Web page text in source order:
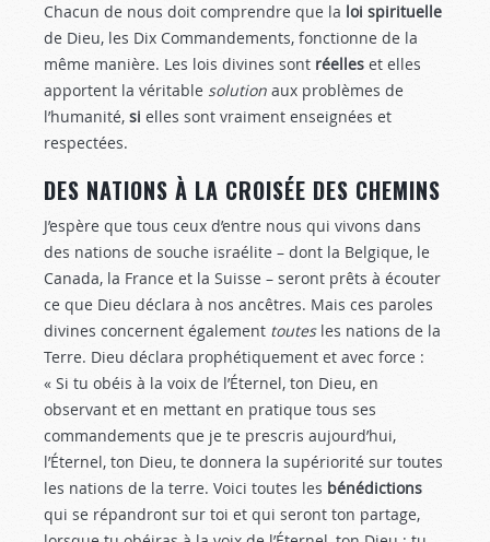
Chacun de nous doit comprendre que la loi spirituelle
de Dieu, les Dix Commandements, fonctionne de la
même manière. Les lois divines sont réelles et elles
apportent la véritable solution aux problèmes de
l’humanité, si elles sont vraiment enseignées et
respectées.
DES NATIONS À LA CROISÉE DES CHEMINS
J’espère que tous ceux d’entre nous qui vivons dans
des nations de souche israélite – dont la Belgique, le
Canada, la France et la Suisse – seront prêts à écouter
ce que Dieu déclara à nos ancêtres. Mais ces paroles
divines concernent également toutesles nations de la
Terre. Dieu déclara prophétiquement et avec force :
« Si tu obéis à la voix de l’Éternel, ton Dieu, en
observant et en mettant en pratique tous ses
commandements que je te prescris aujourd’hui,
l’Éternel, ton Dieu, te donnera la supériorité sur toutes
les nations de la terre. Voici toutes les bénédictions
qui se répandront sur toi et qui seront ton partage,